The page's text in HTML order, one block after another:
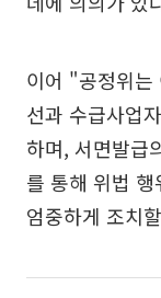
이어 "공정위는
선과 수급사업
하며, 서면발급
를 통해 위법
엄중하게 조치